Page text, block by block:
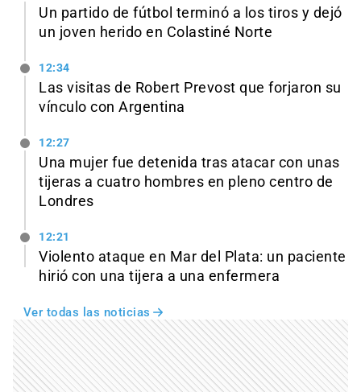
Un partido de fútbol terminó a los tiros y dejó
un joven herido en Colastiné Norte
12:34
Las visitas de Robert Prevost que forjaron su
vínculo con Argentina
12:27
Una mujer fue detenida tras atacar con unas
tijeras a cuatro hombres en pleno centro de
Londres
12:21
Violento ataque en Mar del Plata: un paciente
hirió con una tijera a una enfermera
Ver todas las noticias